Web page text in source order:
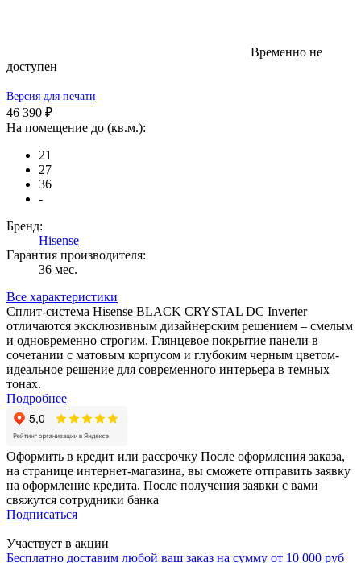
Временно не
доступен
Версия для печати
46 390 ₽
На помещение до (кв.м.):
21
27
36
-
Бренд:
Hisense
Гарантия производителя:
36 мес.
Все характеристики
Сплит-система Hisense BLACK CRYSTAL DC Inverter
отличаются эксклюзивным дизайнерским решением – смелым
и одновременно строгим. Глянцевое покрытие панели в
сочетании с матовым корпусом и глубоким черным цветом-
идеальное решение для современного интерьера в темных
тонах.
Подробнее
Оформить в кредит или рассрочку После оформления заказа,
на странице интернет-магазина, вы сможете отправить заявку
на оформление кредита. После получения заявки с вами
свяжутся сотрудники банка
Подписаться
Участвует в акции
Бесплатно доставим любой ваш заказ на сумму от 10 000 руб